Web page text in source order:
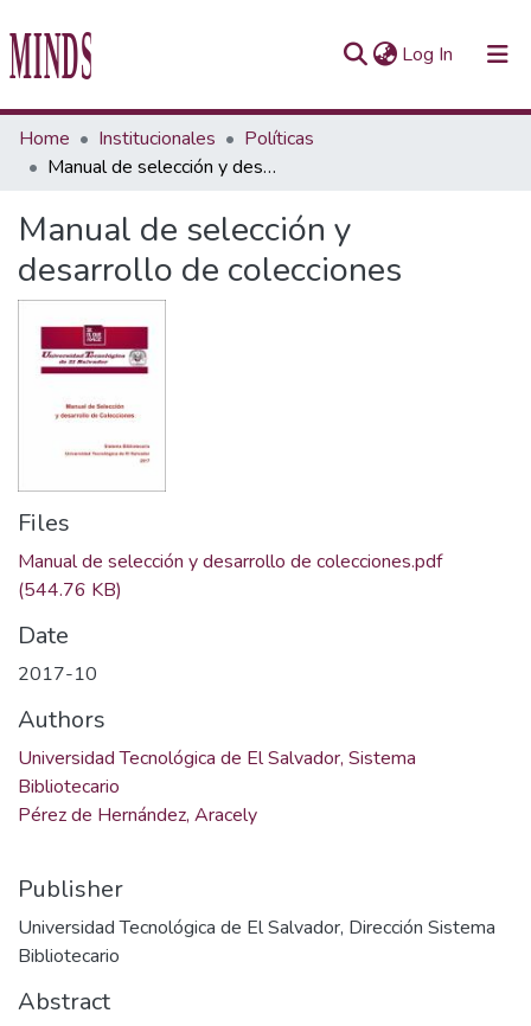
Log In (current)
Communities & Collections
All of Repository UTEC
Statistics
Home Institucionales
Políticas
Manual de selección y desarrollo de colecciones
Manual de selección y
desarrollo de colecciones
Files
Manual de selección y desarrollo de colecciones.pdf
(544.76 KB)
Date
2017-10
Authors
Universidad Tecnológica de El Salvador, Sistema
Bibliotecario
Pérez de Hernández, Aracely
Publisher
Universidad Tecnológica de El Salvador, Dirección Sistema
Bibliotecario
Abstract